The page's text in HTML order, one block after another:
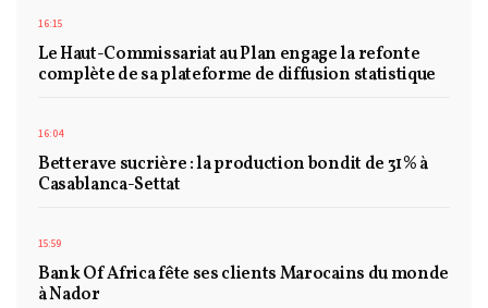
16:15
Le Haut-Commissariat au Plan engage la refonte
complète de sa plateforme de diffusion statistique
16:04
Betterave sucrière : la production bondit de 31% à
Casablanca-Settat
15:59
Bank Of Africa fête ses clients Marocains du monde
à Nador